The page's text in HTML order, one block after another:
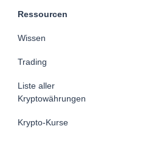
Ressourcen
Wissen
Trading
Liste aller
Kryptowährungen
Krypto-Kurse